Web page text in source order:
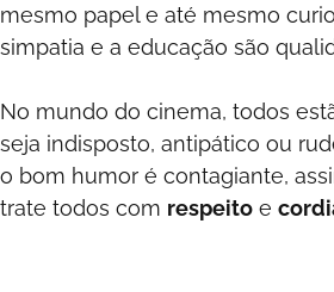
mesmo papel e até mesmo
simpatia e a educação são
No mundo do cinema, todos
seja indisposto, antipático ou
o bom humor é contagiante,
trate todos com respeito e